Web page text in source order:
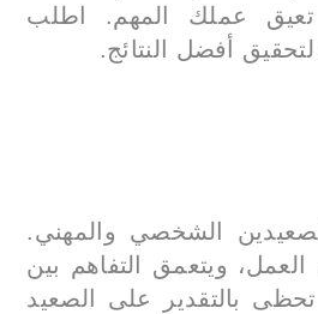
عملك المهم. اطلب
لتحقيق أفضل النتائج.
الشخصي والمهني.
ويتعمق التفاهم بين
بالتقدير على الصعيد